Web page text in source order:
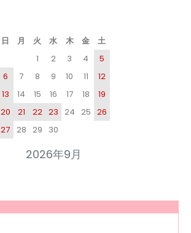
2026年9月
日 月 火 水 木 金
土
1
2 3 4
5
6
7 8 9 10 11
12
13
14 15 16 17 18
19
20
21 22 23 24 25 26
27 28 29 30